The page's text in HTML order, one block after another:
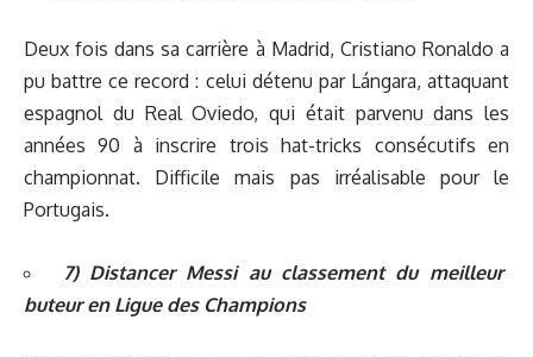
Deux fois dans sa carrière à Madrid, Cristiano Ronaldo a
pu battre ce record : celui détenu par Lángara, attaquant
espagnol du Real Oviedo, qui était parvenu dans les
années 90 à inscrire trois hat-tricks consécutifs en
championnat. Difficile mais pas irréalisable pour le
Portugais.
7) Distancer Messi au classement du meilleur
buteur en Ligue des Champions